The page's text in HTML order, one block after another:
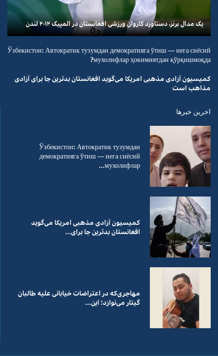
یک مدال برنز، دستاورد کاروان ورزشی افغانستان در المپیک ۲۰۱۲ لندن
Ўзбекистон: Автократик тузумдан демократияга ўтиш — нега сиёсий
мухолифлар ҳокимиятдан қўрқишмоқда?
کمیسیون آزادی مذهبی امریکا می‌گوید افغانستان بدترین جا برای آزادی
مذاهب است
اخرین خبرها
Ўзбекистон: Автократик тузумдан
демократияга ўтиш — нега сиёсий
мухолифлар...
کمیسیون آزادی مذهبی امریکا می‌گوید
افغانستان بدترین جا برای...
مهاجری‌که در اعتراضات خیابانی علیه طالبان
گیتار می‌نوازد؛ این...